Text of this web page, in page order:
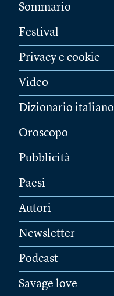
Sommario
Festival
Privacy e cookie
Video
Dizionario italiano
Oroscopo
Pubblicità
Paesi
Autori
Newsletter
Podcast
Savage love